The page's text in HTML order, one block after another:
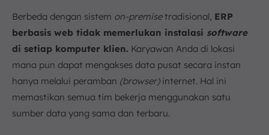
a. Identifikasi Kebutuhan Bisnis
b. Tingkat Kustomisasi dan Fleksibilitas
c. Skalabilitas
d. Kemudahan Penggunaan
e. Dukungan dan Layanan Purna Jual
f. Keamanan dan Kepatuhan
g. Integrasi dengan Sistem Lain
Berbeda dengan sistem on-premisetradisional, ERP
berbasis web tidak memerlukan instalasi software
di setiap komputer klien. Karyawan Anda di lokasi
mana pun dapat mengakses data pusat secara instan
hanya melalui peramban (browser)internet. Hal ini
memastikan semua tim bekerja menggunakan satu
sumber data yang sama dan terbaru.